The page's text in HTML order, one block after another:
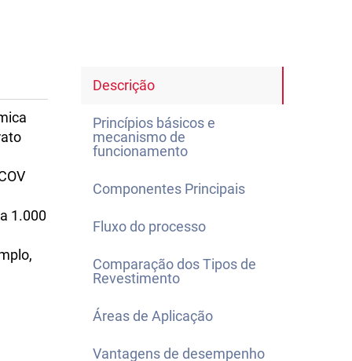
Descrição
Princípios básicos e
mecanismo de
funcionamento
Componentes Principais
Fluxo do processo
Comparação dos Tipos de
Revestimento
Áreas de Aplicação
Vantagens de desempenho
1.000